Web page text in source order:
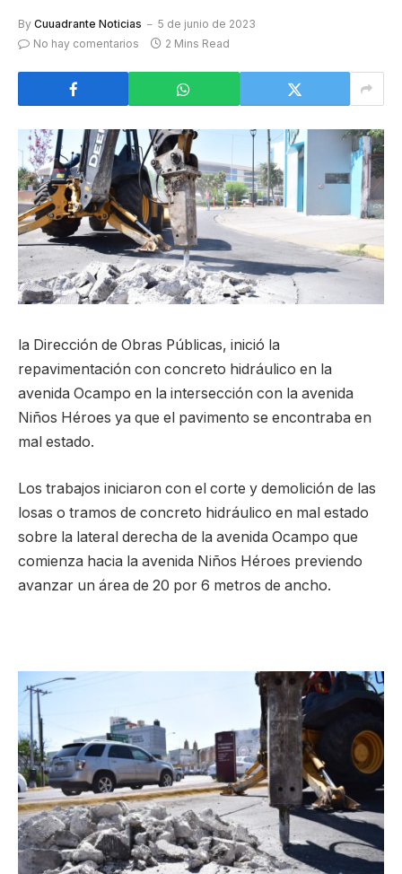
By Cuuadrante Noticias
5 de junio de 2023
No hay comentarios
2 Mins Read
la Dirección de Obras Públicas, inició la
repavimentación con concreto hidráulico en la
avenida Ocampo en la intersección con la avenida
Niños Héroes ya que el pavimento se encontraba en
mal estado.
Los trabajos iniciaron con el corte y demolición de las
losas o tramos de concreto hidráulico en mal estado
sobre la lateral derecha de la avenida Ocampo que
comienza hacia la avenida Niños Héroes previendo
avanzar un área de 20 por 6 metros de ancho.